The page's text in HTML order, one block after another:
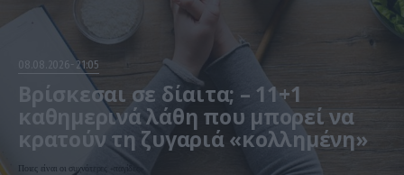
08.08.2026 21:05
Βρίσκεσαι σε δίαιτα; – 11+1
καθημερινά λάθη που μπορεί να
κρατούν τη ζυγαριά «κολλημένη»
Ποιες είναι οι συχνότερες «παγίδες»